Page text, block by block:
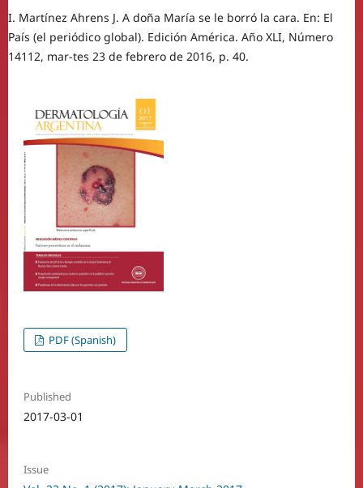
I. Martínez Ahrens J. A doña María se le borró la cara. En: El
País (el periódico global). Edición América. Año XLI, Número
14112, mar-tes 23 de febrero de 2016, p. 40.
PDF (Spanish)
Published
2017-03-01
Issue